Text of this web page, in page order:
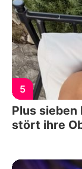
5
Plus sieben
stört ihre